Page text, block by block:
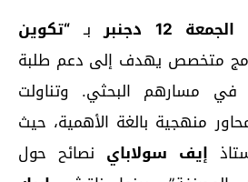
الجمعة 12 دجنبر بـ “تكوين
متخصص يهدف إلى دعم طلبة
في مسارهم البحثي. وتناولت
منهجية بالغة الأهمية، حيث
إيف سولاباي نصائح حول